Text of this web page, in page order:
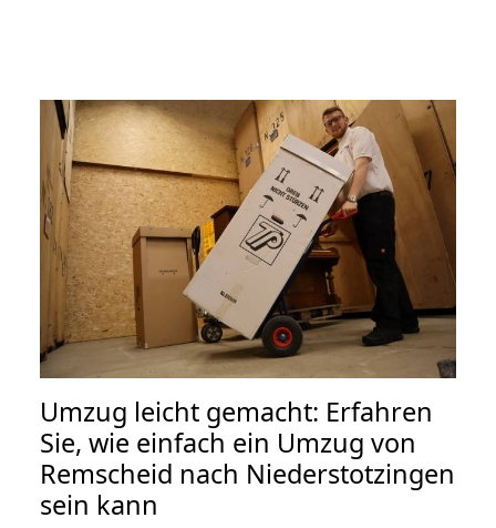
Umzug leicht gemacht: Erfahren
Sie, wie einfach ein Umzug von
Remscheid nach Niederstotzingen
sein kann